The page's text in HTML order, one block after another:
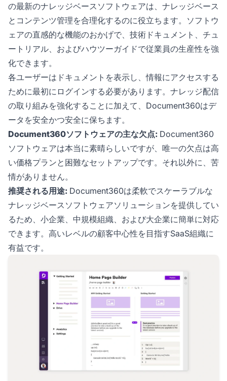
の最新のナレッジベースソフトウェアは、ナレッジベース
とコンテンツ管理を合理化するのに役立ちます。ソフトウ
ェアの直感的な機能のおかげで、技術ドキュメント、チュ
ートリアル、およびハウツーガイドで従業員の生産性を強
化できます。
各ユーザーはドキュメントを表示し、情報にアクセスする
ために最初にログインする必要があります。ナレッジ配信
の取り組みを強化することに加えて、Document360はデ
ータを安全かつ安全に保ちます。
Document360ソフトウェアの主な欠点: Document360
ソフトウェアは本当に素晴らしいですが、唯一の欠点は高
い価格プランと困難なセットアップです。それ以外に、苦
情がありません。
推奨される用途: Document360は柔軟でスケーラブルな
ナレッジベースソフトウェアソリューションを提供してい
るため、小企業、中規模組織、および大企業に簡単に対応
できます。高いレベルの顧客中心性を目指すSaaS組織に
有益です。